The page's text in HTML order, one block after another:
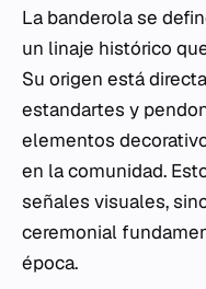
La banderola se
un linaje histórico
Su origen está
estandartes y
elementos
en la comunidad.
señales visuales,
ceremonial
época.